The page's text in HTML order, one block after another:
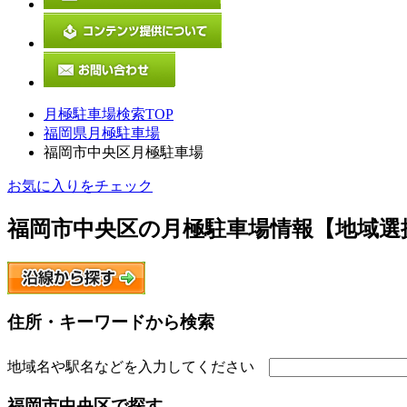
月極駐車場検索TOP
福岡県月極駐車場
福岡市中央区月極駐車場
お気に入りをチェック
福岡市中央区の月極駐車場情報【地域選
住所・キーワードから検索
地域名や駅名などを入力してください